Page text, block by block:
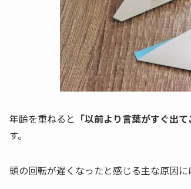
年齢を重ねると 「以前より言葉がすぐ出
す。
頭の回転が遅くなったと感じる主な原因に